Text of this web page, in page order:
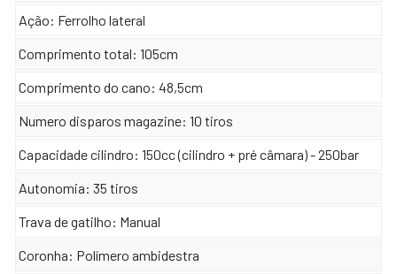
Ação: Ferrolho lateral
Comprimento total: 105cm
Comprimento do cano: 48,5cm
Numero disparos magazine: 10 tiros
Capacidade cilindro: 150cc (cilindro + pré câmara) - 250bar
Autonomia: 35 tiros
Trava de gatilho: Manual
Coronha: Polímero ambidestra